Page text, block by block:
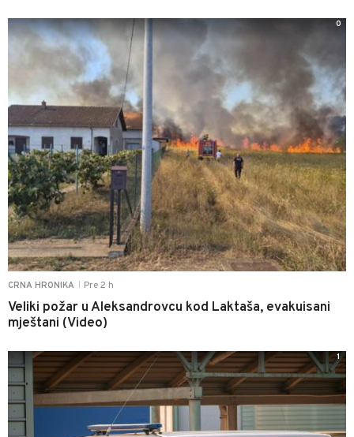
CRNA HRONIKA Pre 2 h
Veliki požar u Aleksandrovcu kod Laktaša, evakuisani
mještani (Video)
0
1